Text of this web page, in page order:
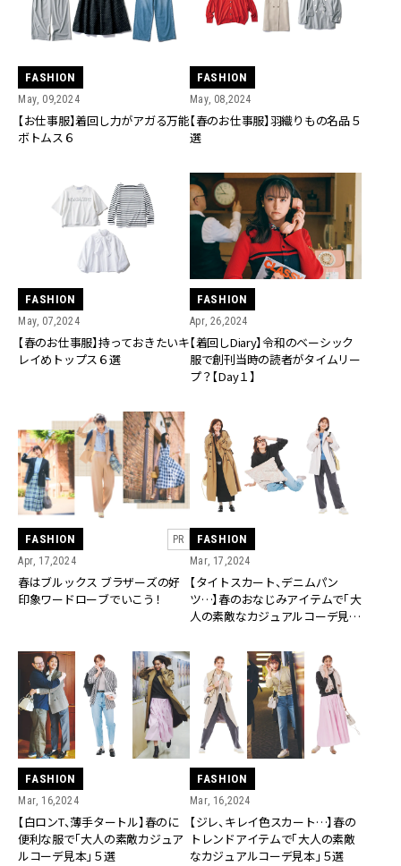
FASHION
May, 09,2024
【お仕事服】着回し力がアガる万能
ボトムス６
FASHION
May, 08,2024
【春のお仕事服】羽織りもの名品５
選
FASHION
May, 07,2024
【春のお仕事服】持っておきたいキ
レイめトップス６選
FASHION
Apr, 26,2024
【着回しDiary】令和のベーシック
服で創刊当時の読者がタイムリー
プ？【Day１】
FASHION
PR
Apr, 17,2024
春はブルックス ブラザーズの好
印象ワードローブでいこう！
FASHION
Mar, 17,2024
【タイトスカート、デニムパン
ツ…】春のおなじみアイテムで「大
人の素敵なカジュアルコーデ見
FASHION
Mar, 16,2024
【白ロンT、薄手タートル】春のに
便利な服で「大人の素敵カジュア
ルコーデ見本」５選
FASHION
Mar, 16,2024
【ジレ、キレイ色スカート…】春の
トレンドアイテムで「大人の素敵
なカジュアルコーデ見本」５選